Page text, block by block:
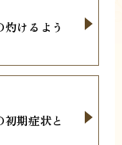
けるよう
期症状と